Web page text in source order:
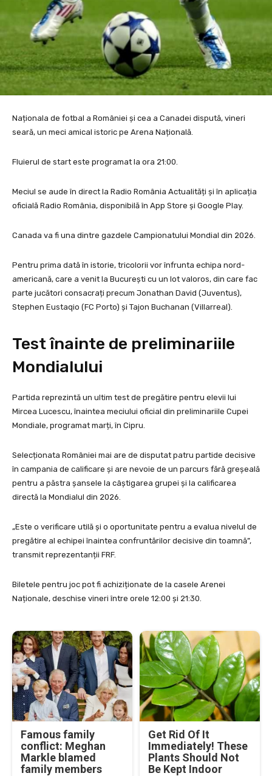
Naționala de fotbal a României și cea a Canadei dispută, vineri
seară, un meci amical istoric pe Arena Națională.
Fluierul de start este programat la ora 21:00.
Meciul se aude în direct la Radio România Actualități și în aplicația
oficială Radio România, disponibilă în App Store și Google Play.
Canada va fi una dintre gazdele Campionatului Mondial din 2026.
Pentru prima dată în istorie, tricolorii vor înfrunta echipa nord-
americană, care a venit la București cu un lot valoros, din care fac
parte jucători consacrați precum Jonathan David (Juventus),
Stephen Eustaqio (FC Porto) și Tajon Buchanan (Villarreal).
Test înainte de preliminariile
Mondialului
Partida reprezintă un ultim test de pregătire pentru elevii lui
Mircea Lucescu, înaintea meciului oficial din preliminariile Cupei
Mondiale, programat marți, în Cipru.
Selecționata României mai are de disputat patru partide decisive
în campania de calificare și are nevoie de un parcurs fără greșeală
pentru a păstra șansele la câștigarea grupei și la calificarea
directă la Mondialul din 2026.
„Este o verificare utilă și o oportunitate pentru a evalua nivelul de
pregătire al echipei înaintea confruntărilor decisive din toamnă”,
transmit reprezentanții FRF.
Biletele pentru joc pot fi achiziționate de la casele Arenei
Naționale, deschise vineri între orele 12:00 și 21:30.
Famous family
conflict: Meghan
Markle blamed
family members
Get Rid Of It
Immediately! These
Plants Should Not
Be Kept Indoor